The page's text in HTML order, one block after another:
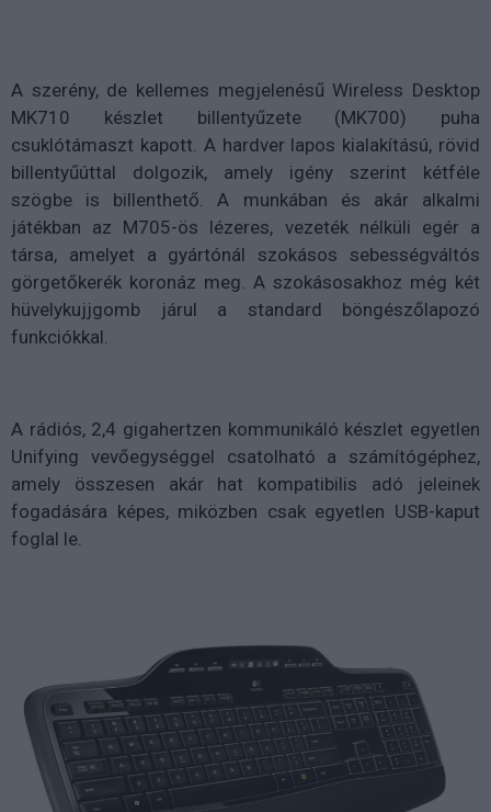
A szerény, de kellemes megjelenésű Wireless Desktop
MK710 készlet billentyűzete (MK700) puha
csuklótámaszt kapott. A hardver lapos kialakítású, rövid
billentyűúttal dolgozik, amely igény szerint kétféle
szögbe is billenthető. A munkában és akár alkalmi
játékban az M705-ös lézeres, vezeték nélküli egér a
társa, amelyet a gyártónál szokásos sebességváltós
görgetőkerék koronáz meg. A szokásosakhoz még két
hüvelykujjgomb járul a standard böngészőlapozó
funkciókkal.
A rádiós, 2,4 gigahertzen kommunikáló készlet egyetlen
Unifying vevőegységgel csatolható a számítógéphez,
amely összesen akár hat kompatibilis adó jeleinek
fogadására képes, miközben csak egyetlen USB-kaput
foglal le.